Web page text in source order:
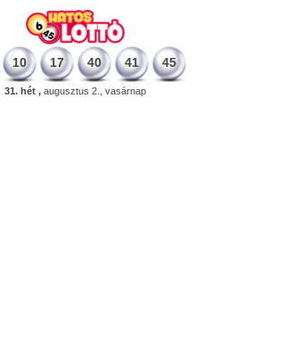
10 17 40 41 45
31. hét , augusztus 2., vasárnap